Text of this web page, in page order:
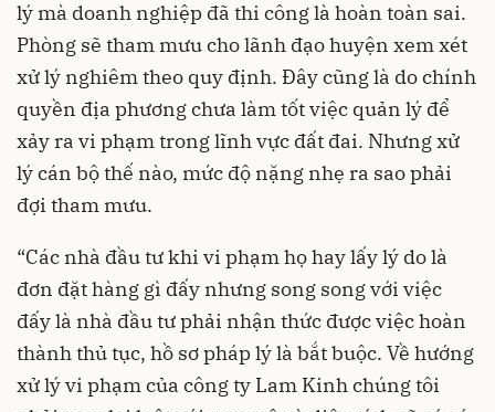
lý mà doanh nghiệp đã thi công là hoàn toàn sai.
Phòng sẽ tham mưu cho lãnh đạo huyện xem xét
xử lý nghiêm theo quy định. Đây cũng là do chính
quyền địa phương chưa làm tốt việc quản lý để
xảy ra vi phạm trong lĩnh vực đất đai. Nhưng xử
lý cán bộ thế nào, mức độ nặng nhẹ ra sao phải
đợi tham mưu.
“Các nhà đầu tư khi vi phạm họ hay lấy lý do là
đơn đặt hàng gì đấy nhưng song song với việc
đấy là nhà đầu tư phải nhận thức được việc hoàn
thành thủ tục, hồ sơ pháp lý là bắt buộc. Về hướng
xử lý vi phạm của công ty Lam Kinh chúng tôi